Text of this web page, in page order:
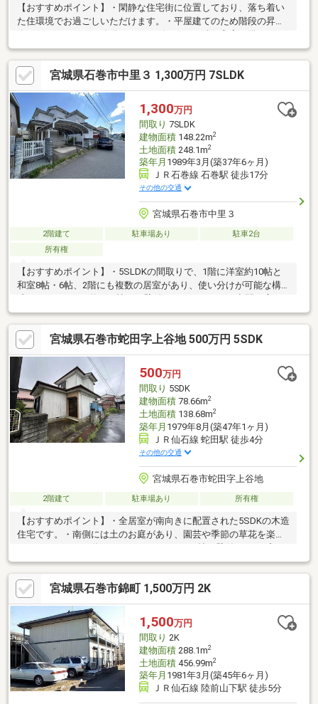
【おすすめポイント】・閑静な住宅街に位置しており、落ち着い
た住環境でお過ごしいただけます。・平屋建てのため階段の昇り
庭付きの住まいです。
宮城県石巻市中里３ 1,300万円 7SLDK
1,300万円
間取り 7SLDK
建物面積148.22m2
土地面積248.1m2
築年月 1989年3月(築37年6ヶ月)
ＪＲ石巻線 石巻駅 徒歩17分
その他の交通
宮城県石巻市中里３
2階建て 駐車場あり
駐車2台
所有権
【おすすめポイント】・5SLDKの間取りで、1階に洋室約10帖と
和室8帖・6帖、2階にも複数の居室があり、使い分けが可能な構
使えます。2面採光により、時間帯によって光の入り方の変化を感
じられます。・水回りがまとまっており、日々の家事動線がシン
プルです。・屋根付きカーポートは2台分あり、雨の日の乗り降り
時にも活用できます。
宮城県石巻市蛇田字上谷地 500万円 5SDK
500万円
間取り 5SDK
建物面積78.66m2
土地面積138.68m2
築年月 1979年8月(築47年1ヶ月)
ＪＲ仙石線 蛇田駅 徒歩4分
その他の交通
宮城県石巻市蛇田字上谷地
2階建て 駐車場あり 所有権
【おすすめポイント】・全居室が南向きに配置された5SDKの木造
住宅です。・南側には土のお庭があり、園芸や季節の草花を楽し
むスペースとして使えます。・キッチンは6帖の壁付けタイプで、
窓から自然光を取り込みながら調理ができます。・浴室、洗面
所、トイレにはそれぞれ窓があり、換気の際にも役立ちます。・1
階と2階に和室が複数あり、生活スタイルに合わせて使い分けが可
能です。・押入や収納に加え物置も備わっており、日用品や季節
用品の保管場所として活用できます。
宮城県石巻市錦町 1,500万円 2K
1,500万円
間取り 2K
建物面積288.1m2
土地面積456.99m2
築年月 1981年3月(築45年6ヶ月)
ＪＲ仙石線 陸前山下駅 徒歩5分